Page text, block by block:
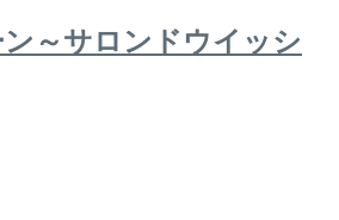
～サロンドウイッシ